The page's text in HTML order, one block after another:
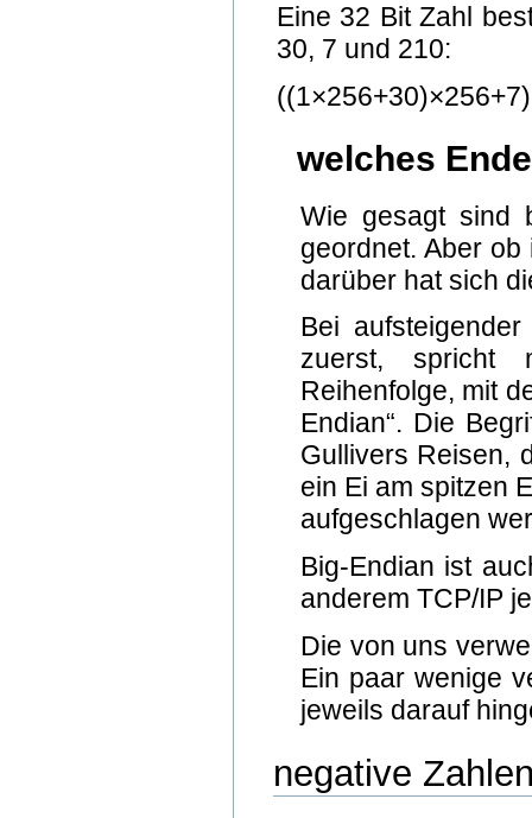
Eine 32 Bit Zahl
30, 7 und 210:
welches
Wie gesagt sind
geordnet. Aber
darüber hat sich
Bei
zuerst, spricht
Reihenfolge, mit
Endian“. Die
Gullivers Reisen,
ein Ei am spitzen
aufgeschlagen
Big-Endian ist
anderem TCP/IP
Die von uns
Ein paar wenige
jeweils darauf
negative